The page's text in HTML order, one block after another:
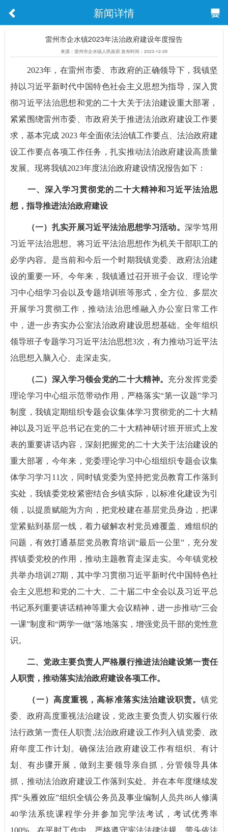
新闻详情
雷州市企水镇2023年法治政府建设年度报告
来源：雷州市企水镇人民政府 发布时间：2023-12-29
2023年，在雷州市委、市政府的正确领导下，我镇坚
持以习近平新时代中国特色社会主义思想为指导，深入贯
彻习近平法治思想和党的二十大关于法治建设重大部署，
紧紧围绕雷州市委、市政府关于推进法治政府建设工作要
求，基本完成 2023 年全面依法治镇工作要点、法治政府建
设工作要点各项工作任务，扎实推动法治政府建设高质量
发展。现将我镇2023年度法治政府建设情况报告如下：
一、深入学习贯彻党的二十大精神和习近平法治思
想，指导推进法治政府建设
（一）扎实开展习近平法治思想学习活动。 深学笃用
习近平法治思想。将习近平法治思想作为机关干部职工的
必学内容。是当前和今后一个时期我镇党委、政府法治建
设的重要一环。今年来，我镇通过召开班子会议、理论学
习中心组学习会以及专题培训班等形式，全方位、多层次
开展学习贯彻工作，推动法治思维融入办公室日常工作
中，进一步夯实办公室法治政府建设思想基础。全年组织
领导班子专题学习习近平法治思想3次，有力推动习近平法
治思想入脑入心、走深走实。
（二）深入学习领会党的二十大精神。 充分发挥党委
理论学习中心组示范带动作用，严格落实“第一议题”学习
制度，我镇定期组织专题会议集体学习贯彻党的二十大精
神以及习近平总书记在党的二十大精神研讨班开班式上发
表的重要讲话内容，深刻把握党的二十大关于法治建设的
重大部署，今年来，党委理论学习中心组组织专题会议集
体学习学习11次，同时镇党委为坚持把党员教育工作落到
实处，我镇委党校紧密结合乡镇实际，以标准化建设为引
领，以提质赋能为方向，把党校建在基层党员身边，把课
堂紧贴到基层一线，着力破解农村党员难覆盖、难组织的
问题，有效打通基层党员教育培训“最后一公里”，充分发
挥镇委党校的作用，推动主题教育走深走实。今年镇党校
共举办培训27期，其中学习贯彻习近平新时代中国特色社
会主义思想和党的二十大、二十届二中全会以及习近平总
书记系列重要讲话精神等重大会议精神，进一步推动“三会
一课”制度和“两学一做”落地落实，增强党员干部的党性意
识。
二、党政主要负责人严格履行推进法治建设第一责任
人职责，推动落实法治政府建设各项工作。
（一）高度重视，高标准落实法治建设职责。 镇党
委、政府高度重视法治建设，党政主要负责人切实履行依
法行政第一责任人职责,法治政府建设工作列入镇党委、政
府年度工作计划。确保法治政府建设工作有组织、有计
划、有步骤开展，做到主要领导亲自抓，分管领导具体
抓，推动法治政府建设工作落到实处。并在本年度继续发
挥“头雁效应”组织全镇公务员及事业编制人员共86人修满
40学法系统课程学分并参加完学法考试，考试优秀率
100%。在平时工作中，严格遵守宪法法律法规，带头依法